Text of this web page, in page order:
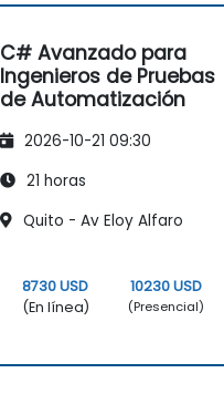
C# Avanzado para
Ingenieros de Pruebas
de Automatización
2026-10-21 09:30
21 horas
Quito - Av Eloy Alfaro
8730 USD
(En línea)
10230 USD
(Presencial)